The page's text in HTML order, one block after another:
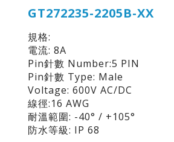
GT272235-2205B-XX
規格:
電流: 8A
Pin針數 Number:5 PIN
Pin針數 Type: Male
Voltage: 600V AC/DC
線徑:16 AWG
耐溫範圍: -40° / +105°
防水等級: IP 68